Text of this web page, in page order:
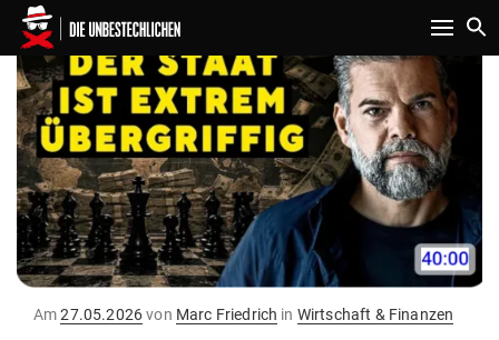
Toggle
AmGepostet
27.05.2026von Marc Friedrich in Wirtschaft & Finanzen